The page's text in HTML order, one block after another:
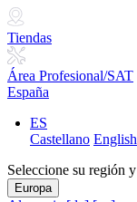
Tiendas
Área Profesional/SAT
España
ES
Castellano English
Seleccione su región
Europa